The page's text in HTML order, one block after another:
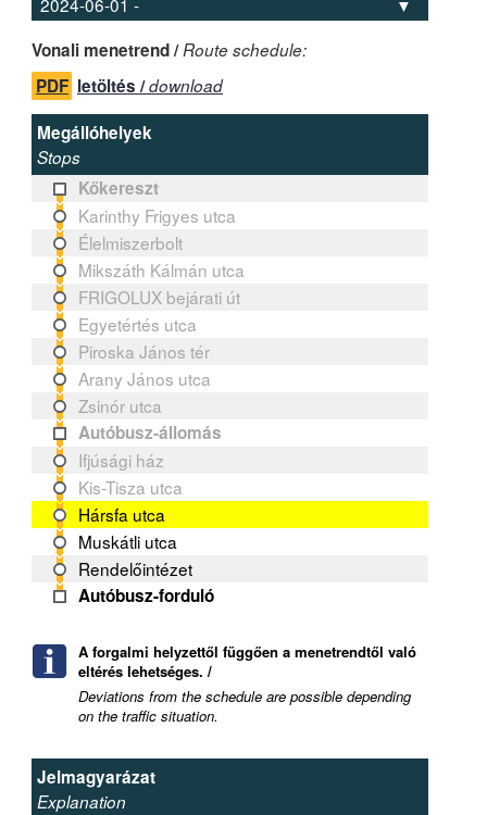
Vonali menetrend /Route schedule:
PDF letöltés /download
Megállóhelyek
Stops
Kőkereszt
Karinthy Frigyes utca
Élelmiszerbolt
Mikszáth Kálmán utca
FRIGOLUX bejárati út
Egyetértés utca
Piroska János tér
Arany János utca
Zsinór utca
Autóbusz-állomás
Ifjúsági ház
Kis-Tisza utca
Hársfa utca
Muskátli utca
Rendelőintézet
Autóbusz-forduló
A forgalmi helyzettől függően a menetrendtől való
eltérés lehetséges. /
Deviations from the schedule are possible depending
on the traffic situation.
Jelmagyarázat
Explanation